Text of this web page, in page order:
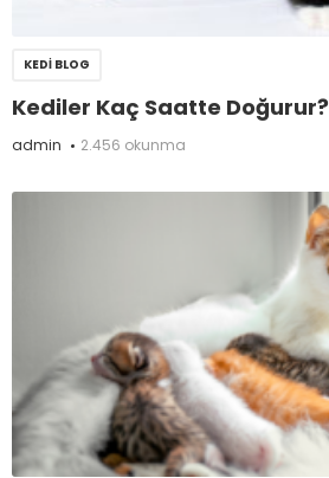
KEDI BLOG
Kediler Kaç Saatte Doğurur?
admin 2.456 okunma